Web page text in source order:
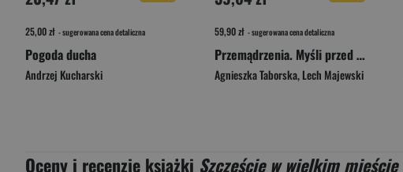
25,00 zł - sugerowana cena detaliczna
Pogoda ducha
Andrzej Kucharski
59,90 zł - sugerowana cena detaliczna
Przemądrzenia. Myśli przed Apokalipsą
Agnieszka Taborska,Lech Majewski
Oceny i recenzje książki Szczęście w wielkim mieście